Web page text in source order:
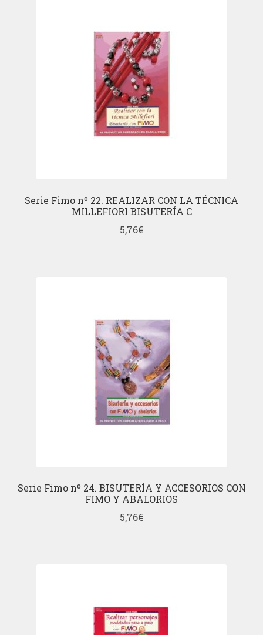
Serie Fimo nº 22. REALIZAR CON LA TÉCNICA
MILLEFIORI BISUTERÍA C
5,76€
Serie Fimo nº 24. BISUTERÍA Y ACCESORIOS CON
FIMO Y ABALORIOS
5,76€